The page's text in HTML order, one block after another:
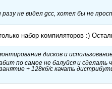
разу не видел gcc, хотел бы не
набор компиляторов :)
дисков и
по самое не балуйся и
+ 128кб/c качать